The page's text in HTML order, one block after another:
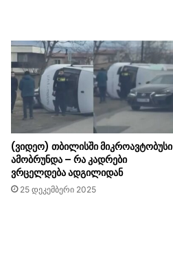
(ვიდეო) თბილისში მიკროავტობუსი
ამობრუნდა – რა კადრები
ვრცელდება ადგილიდან
25 დეკემბერი 2025